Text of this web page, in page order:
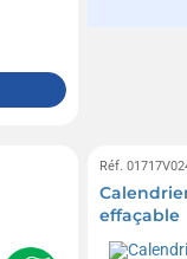
Réf.
effaçable